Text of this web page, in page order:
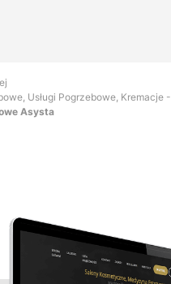
Usługi Pogrzebowe, Kremacje
Asysta